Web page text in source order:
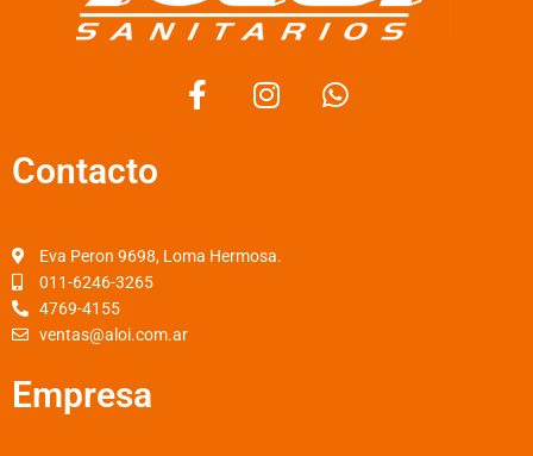
F
a
o
I
n
r
W
h
Contacto
Eva Peron 9698, Loma Hermosa.
011-6246-3265
4769-4155
ventas@aloi.com.ar
Empresa